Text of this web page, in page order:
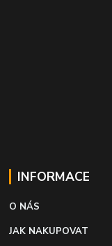
INFORMACE
O NÁS
JAK NAKUPOVAT